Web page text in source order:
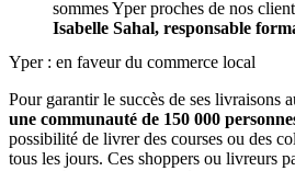
sommes Yper proches de nos
Isabelle Sahal, responsable
Yper : en faveur du commerce local
Pour garantir le succès de ses livraisons
une communauté de 150 000
possibilité de livrer des courses ou des
tous les jours. Ces shoppers ou livreurs